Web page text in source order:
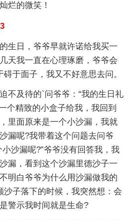
烂的微笑！
日，爷爷早就许诺给我买一
天我一直在心理琢磨，爷爷会
于面子，我又不好意思去问。
及待的`问爷爷：“我的生日礼
个精致的小盒子给我，我回到
里面原来是一个小沙漏，我就
漏呢?我带着这个问题去问爷
沙漏呢?”爷爷没有回答我，我
漏，看到这个沙漏里德沙子一
明白爷爷为什么用沙漏做我的
沙子落下的时候，我突然想：会
警示我时间就是生命?